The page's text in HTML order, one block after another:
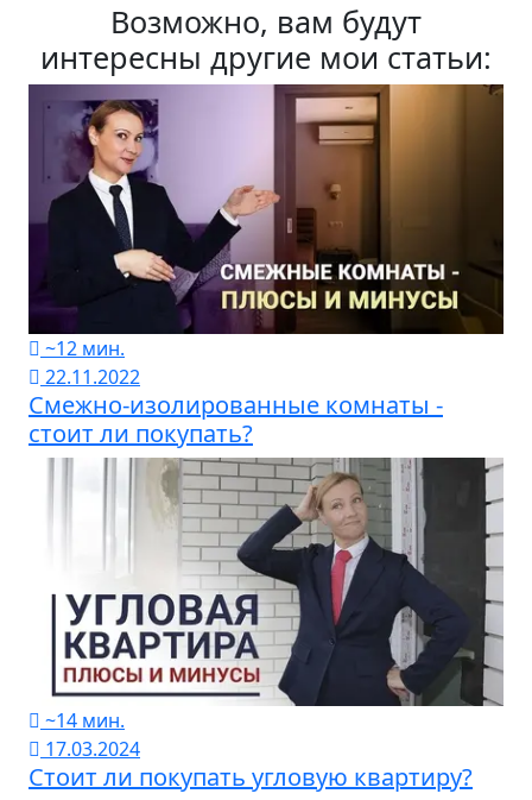
Возможно, вам будут
интересны другие мои статьи:
~12 мин.
22.11.2022
Смежно-изолированные комнаты -
стоит ли покупать?
~14 мин.
17.03.2024
Стоит ли покупать угловую квартиру?